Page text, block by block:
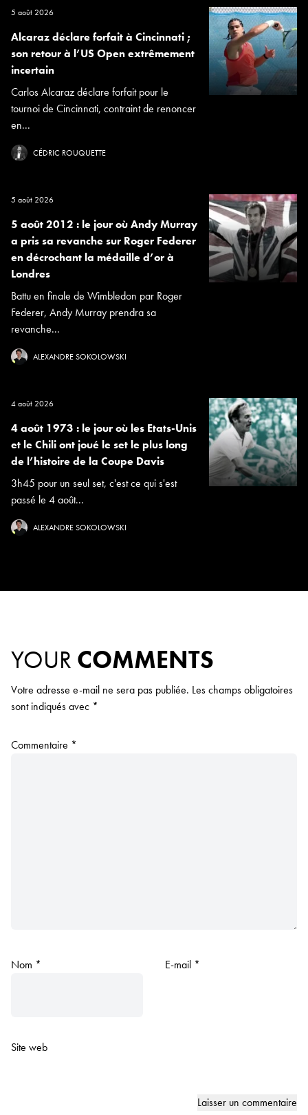
5 août 2026
Alcaraz déclare forfait à Cincinnati ;
son retour à l’US Open extrêmement
incertain
Carlos Alcaraz déclare forfait pour le
tournoi de Cincinnati, contraint de renoncer
en...
CÉDRIC ROUQUETTE
5 août 2026
5 août 2012 : le jour où Andy Murray
a pris sa revanche sur Roger Federer
en décrochant la médaille d’or à
Londres
Battu en finale de Wimbledon par Roger
Federer, Andy Murray prendra sa
revanche...
ALEXANDRE SOKOLOWSKI
4 août 2026
4 août 1973 : le jour où les Etats-Unis
et le Chili ont joué le set le plus long
de l’histoire de la Coupe Davis
3h45 pour un seul set, c'est ce qui s'est
passé le 4 août...
ALEXANDRE SOKOLOWSKI
YOUR COMMENTS
Votre adresse e-mail ne sera pas publiée. Les champs obligatoires
sont indiqués avec *
Commentaire *
Nom * E-mail *
Site web